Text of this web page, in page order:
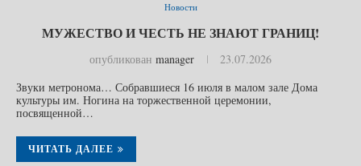
Новости
МУЖЕСТВО И ЧЕСТЬ НЕ ЗНАЮТ ГРАНИЦ!
опубликован manager
23.07.2026
Звуки метронома… Собравшиеся 16 июля в малом зале Дома
культуры им. Ногина на торжественной церемонии,
посвященной…
ЧИТАТЬ ДАЛЕЕ